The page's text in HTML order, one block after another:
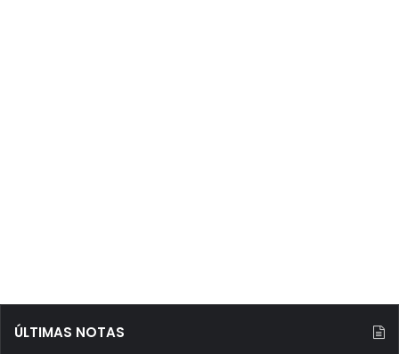
ÚLTIMAS NOTAS